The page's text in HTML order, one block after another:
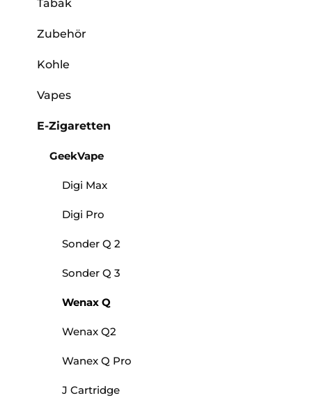
Tabak
Zubehör
Kohle
Vapes
E-Zigaretten
GeekVape
Digi Max
Digi Pro
Sonder Q 2
Sonder Q 3
Wenax Q
Wenax Q2
Wanex Q Pro
J Cartridge